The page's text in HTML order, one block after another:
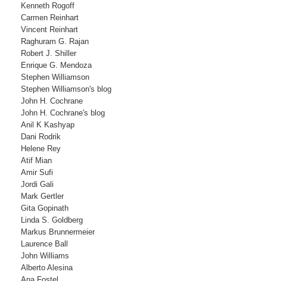
Kenneth Rogoff
Carmen Reinhart
Vincent Reinhart
Raghuram G. Rajan
Robert J. Shiller
Enrique G. Mendoza
Stephen Williamson
Stephen Williamson's blog
John H. Cochrane
John H. Cochrane's blog
Anil K Kashyap
Dani Rodrik
Helene Rey
Atif Mian
Amir Sufi
Jordi Gali
Mark Gertler
Gita Gopinath
Linda S. Goldberg
Markus Brunnermeier
Laurence Ball
John Williams
Alberto Alesina